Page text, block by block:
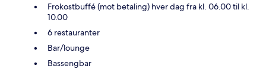
Frokostbuffé (mot betaling) hver dag fra kl. 06.00 til kl.
10.00
6 restauranter
Bar/lounge
Bassengbar